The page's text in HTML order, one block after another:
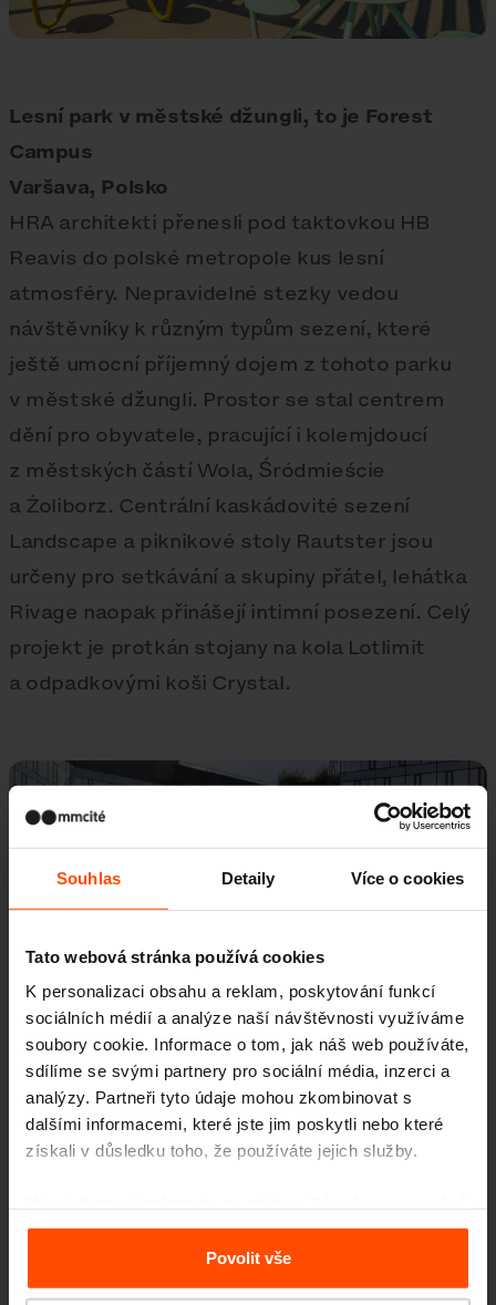
Souhlas Detaily Více o cookies
Tato webová stránka používá cookies
K personalizaci obsahu a reklam, poskytování funkcí
sociálních médií a analýze naší návštěvnosti využíváme
soubory cookie. Informace o tom, jak náš web používáte,
sdílíme se svými partnery pro sociální média, inzerci a
analýzy. Partneři tyto údaje mohou zkombinovat s
dalšími informacemi, které jste jim poskytli nebo které
získali v důsledku toho, že používáte jejich služby.
osobních údajů.
Povolit vše
Lesní park v městské džungli, to je Forest
Campus
Varšava, Polsko
HRA architekti přenesli pod taktovkou HB
Reavis do polské metropole kus lesní
atmosféry. Nepravidelné stezky vedou
návštěvníky k různým typům sezení, které
ještě umocní příjemný dojem z tohoto parku
v městské džungli. Prostor se stal centrem
dění pro obyvatele, pracující i kolemjdoucí
z městských částí Wola, Śródmieście
a Żoliborz. Centrální kaskádovité sezení
Landscape a piknikové stoly Rautster jsou
určeny pro setkávání a skupiny přátel, lehátka
Rivage naopak přinášejí intimní posezení. Celý
projekt je protkán stojany na kola Lotlimit
a odpadkovými koši Crystal.
Levitující střešní bazén a pohled na exkluzivní
Nejnovější londýnská část s dobrým jídlem,
kulturou, bydlením a prací pro život ve